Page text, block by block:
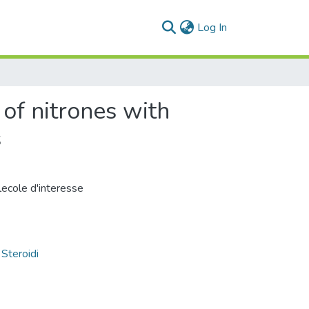
Log In
nitrones with
d'interesse
Steroidi